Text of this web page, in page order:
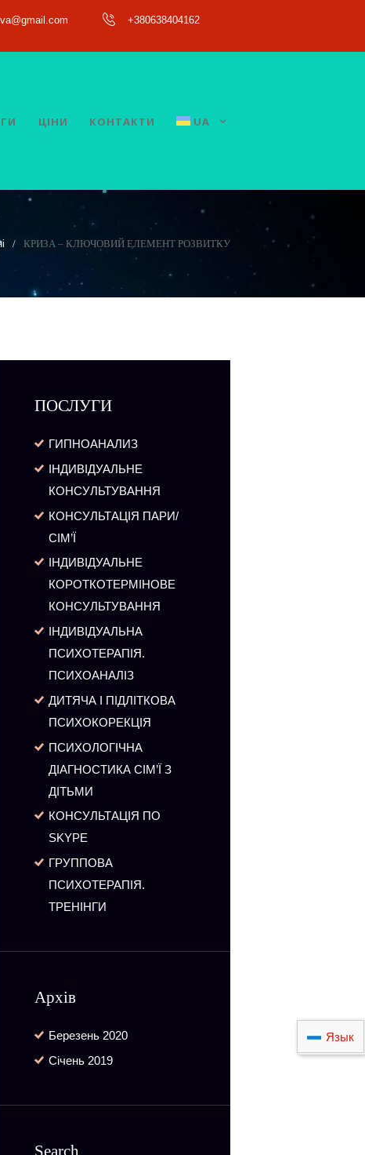
+380638404162
ЦІНИ КОНТАКТИ UA
КРИЗА – КЛЮЧОВИЙ ЕЛЕМЕНТ РОЗВИТКУ
ПОСЛУГИ
ГИПНОАНАЛИЗ
ІНДИВІДУАЛЬНЕ
КОНСУЛЬТУВАННЯ
КОНСУЛЬТАЦІЯ ПАРИ/
СІМ’Ї
ІНДИВІДУАЛЬНЕ
КОРОТКОТЕРМІНОВЕ
КОНСУЛЬТУВАННЯ
ІНДИВІДУАЛЬНА
ПСИХОТЕРАПІЯ.
ПСИХОАНАЛІЗ
ДИТЯЧА І ПІДЛІТКОВА
ПСИХОКОРЕКЦІЯ
ПСИХОЛОГІЧНА
ДІАГНОСТИКА СІМ’Ї З
ДІТЬМИ
КОНСУЛЬТАЦІЯ ПО
SKYPE
ГРУППОВА
ПСИХОТЕРАПІЯ.
ТРЕНІНГИ
Архів
Березень 2020
Січень 2019
Язык